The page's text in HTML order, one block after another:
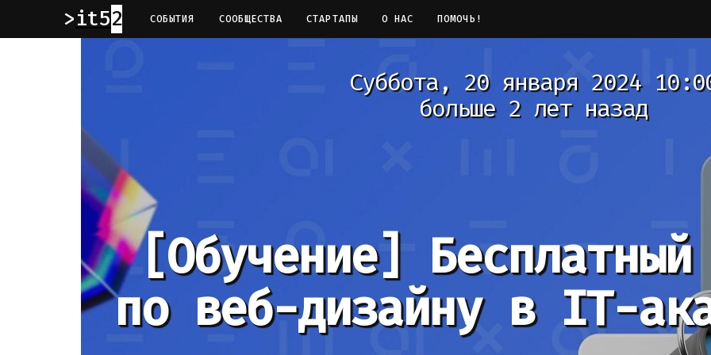
it52 СОБЫТИЯ СООБЩЕСТВА СТАРТАПЫ О НАС ПОМОЧЬ!
Суббота, 20 января 2024
больше 2 лет назад
[Обучение]
по веб-дизайну в IT-